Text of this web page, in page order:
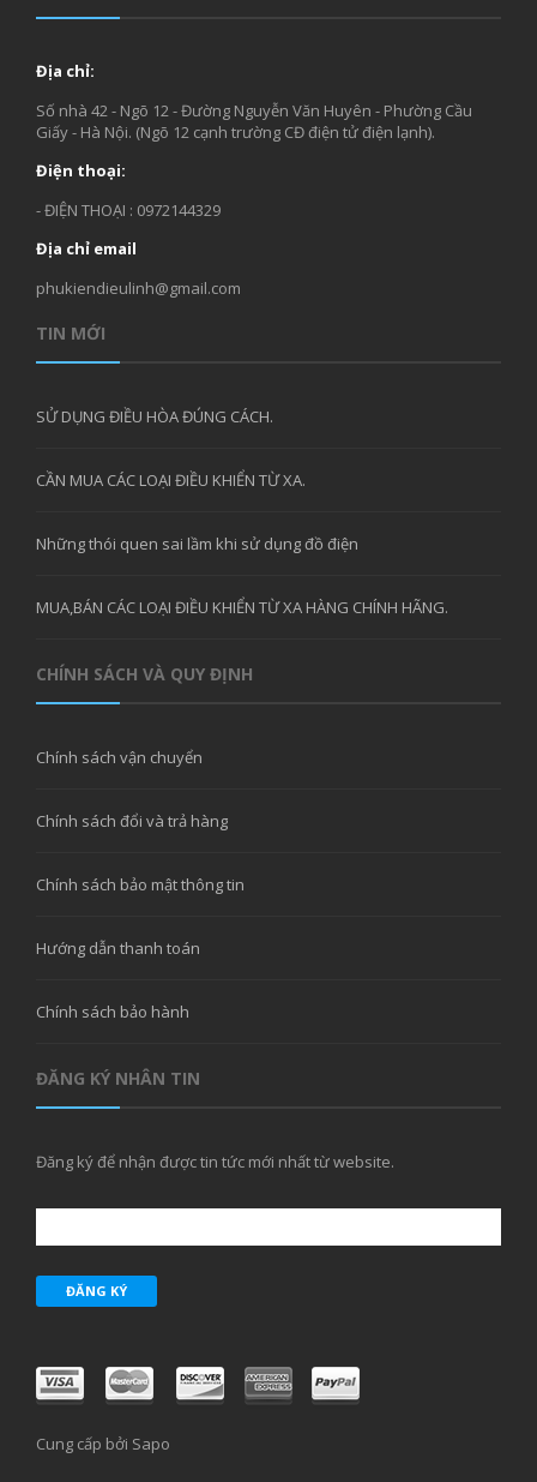
Địa chỉ:
Số nhà 42 - Ngõ 12 - Đường Nguyễn Văn Huyên - Phường Cầu
Giấy - Hà Nội. (Ngõ 12 cạnh trường CĐ điện tử điện lạnh).
Điện thoại:
- ĐIỆN THOẠI : 0972144329
Địa chỉ email
phukiendieulinh@gmail.com
TIN MỚI
SỬ DỤNG ĐIỀU HÒA ĐÚNG CÁCH.
CẦN MUA CÁC LOẠI ĐIỀU KHIỂN TỪ XA.
Những thói quen sai lầm khi sử dụng đồ điện
MUA,BÁN CÁC LOẠI ĐIỀU KHIỂN TỪ XA HÀNG CHÍNH HÃNG.
CHÍNH SÁCH VÀ QUY ĐỊNH
Chính sách vận chuyển
Chính sách đổi và trả hàng
Chính sách bảo mật thông tin
Hướng dẫn thanh toán
Chính sách bảo hành
ĐĂNG KÝ NHÂN TIN
Đăng ký để nhận được tin tức mới nhất từ website.
ĐĂNG KÝ
Cung cấp bởi Sapo